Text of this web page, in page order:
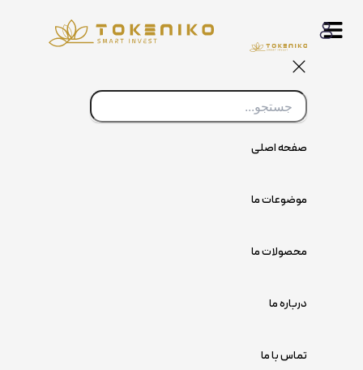
صفحه اصلی
موضوعات ما
محصولات ما
درباره ما
تماس با ما